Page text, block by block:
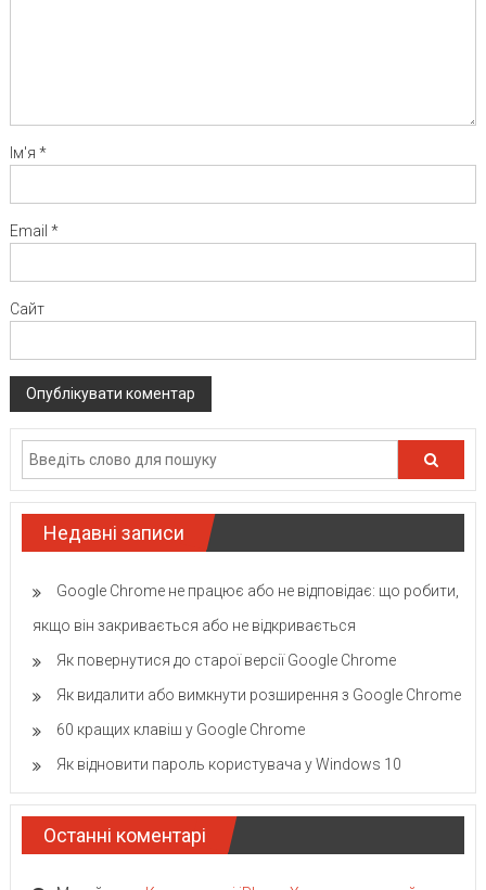
Ім'я *
Email *
Сайт
Недавні записи
Google Chrome не працює або не відповідає: що робити,
якщо він закривається або не відкривається
Як повернутися до старої версії Google Chrome
Як видалити або вимкнути розширення з Google Chrome
60 кращих клавіш у Google Chrome
Як відновити пароль користувача у Windows 10
Останні коментарі